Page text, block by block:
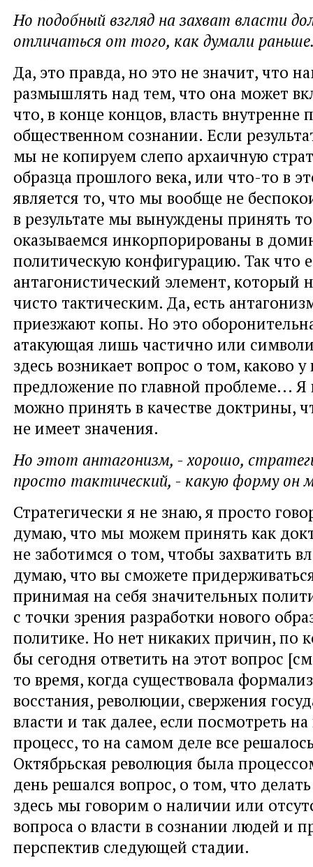
Но подобный взгляд на захват власти
отличаться от того, как думали
Да, это правда, но это не значит, что
размышлять над тем, что она может
что, в конце концов, власть внутренне
общественном сознании. Если
мы не копируем слепо архаичную
образца прошлого века, или что-то в
является то, что мы вообще не
в результате мы вынуждены принять
оказываемся инкорпорированы в
политическую конфигурацию. Так что
антагонистический элемент, который
чисто тактическим. Да, есть
приезжают копы. Но это
атакующая лишь частично или
здесь возникает вопрос о том, каково у
предложение по главной проблеме... Я
можно принять в качестве доктрины,
не имеет значения.
Но этот антагонизм, - хорошо,
просто тактический, - какую форму он
Стратегически я не знаю, я просто
думаю, что мы можем принять как
не заботимся о том, чтобы захватить
думаю, что вы сможете
принимая на себя значительных
с точки зрения разработки нового
политике. Но нет никаких причин, по
бы сегодня ответить на этот вопрос
то время, когда существовала
восстания, революции, свержения
власти и так далее, если посмотреть
процесс, то на самом деле все
Октябрьская революция была
день решался вопрос, о том, что
здесь мы говорим о наличии или
вопроса о власти в сознании людей и
перспектив следующей стадии.